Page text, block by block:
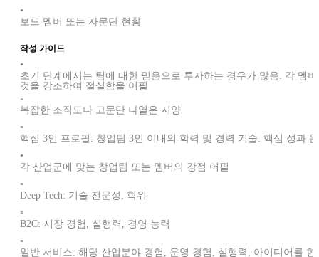
•
보드 멤버 또는 자문단 현황
작성 가이드
•
초기 단계에서는 팀에 대한 믿음으로 투자하는 경우가 많음. 각 멤
것을 강조하여 절실함을 어필
◦
복잡한 조직도나 고문단 나열은 지양
◦
핵심 3인 프로필: 창업팀 3인 이내의 학력 및 경력 기술. 핵심 성과
•
각 산업군에 맞는 창업팀 또는 멤버의 강점 어필
◦
Deep Tech: 기술 전문성, 학위
◦
B2C: 시장 경험, 실행력, 경영 능력
◦
일반 서비스: 해당 산업분야 경험, 운영 경험, 실행력, 아이디어를